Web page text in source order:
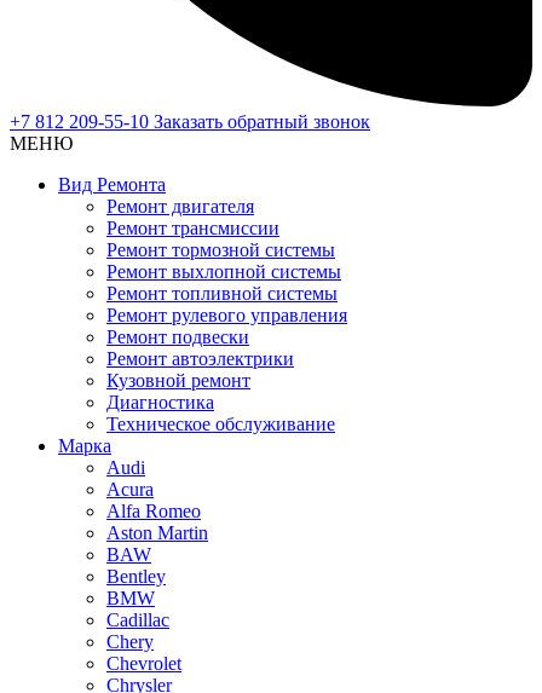
+7 812 209-55-10 Заказать обратный звонок
МЕНЮ
Вид Ремонта
Ремонт двигателя
Ремонт трансмиссии
Ремонт тормозной системы
Ремонт выхлопной системы
Ремонт топливной системы
Ремонт рулевого управления
Ремонт подвески
Ремонт автоэлектрики
Кузовной ремонт
Диагностика
Техническое обслуживание
Марка
Audi
Acura
Alfa Romeo
Aston Martin
BAW
Bentley
BMW
Cadillac
Chery
Chevrolet
Chrysler